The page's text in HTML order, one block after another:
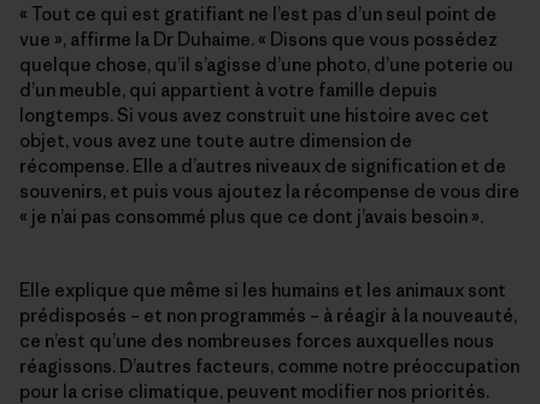
« Tout ce qui est gratifiant ne l’est pas d’un seul point de
vue », affirme la Dr Duhaime. « Disons que vous possédez
quelque chose, qu’il s’agisse d’une photo, d’une poterie ou
d’un meuble, qui appartient à votre famille depuis
longtemps. Si vous avez construit une histoire avec cet
objet, vous avez une toute autre dimension de
récompense. Elle a d’autres niveaux de signification et de
souvenirs, et puis vous ajoutez la récompense de vous dire
« je n’ai pas consommé plus que ce dont j’avais besoin ».
Elle explique que même si les humains et les animaux sont
prédisposés – et non programmés – à réagir à la nouveauté,
ce n’est qu’une des nombreuses forces auxquelles nous
réagissons. D’autres facteurs, comme notre préoccupation
pour la crise climatique, peuvent modifier nos priorités.